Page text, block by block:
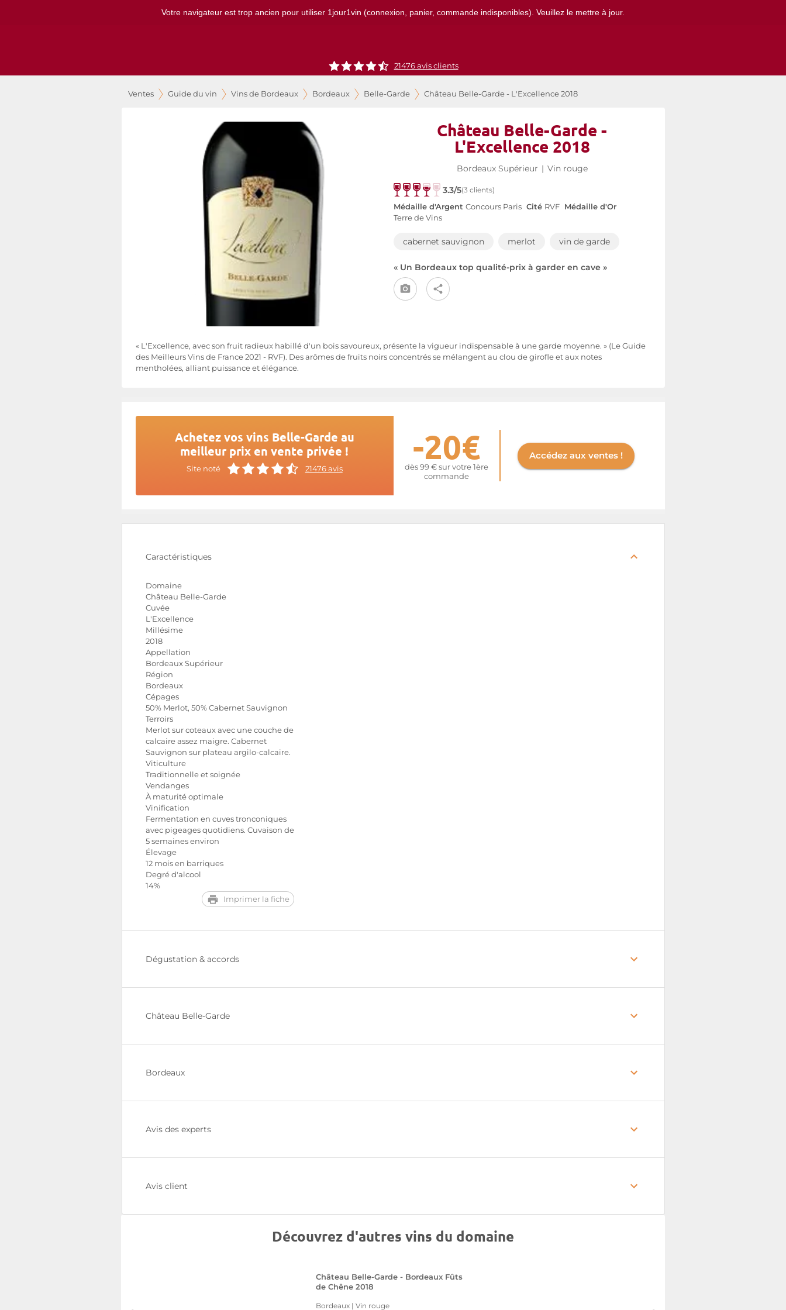
Votre navigateur est trop ancien pour utiliser 1jour1vin (connexion, panier, commande indisponibles). Veuillez le mettre à jour.
21476avis clients
Ventes Guide du vin Vins de Bordeaux Bordeaux Belle-Garde Château Belle-Garde - L'Excellence 2018
Château Belle-Garde -
L'Excellence 2018
Bordeaux Supérieur | Vin rouge
3.3/5(3 clients)
Médaille d'Argent Concours Paris Cité RVF
Médaille d'Or
Terre de Vins
cabernet sauvignon merlot vin de garde
« Un Bordeaux top qualité-prix à garder en cave »
« L'Excellence, avec son fruit radieux habillé d'un bois savoureux, présente la vigueur indispensable à une garde moyenne. » (Le Guide
des Meilleurs Vins de France 2021 - RVF). Des arômes de fruits noirs concentrés se mélangent au clou de girofle et aux notes
mentholées, alliant puissance et élégance.
Achetez vos vins Belle-Garde au
meilleur prix en vente privée !
Site noté 21476 avis
-20€
dès 99 € sur votre 1ère
commande
Accédez aux ventes !
Caractéristiques
Domaine
Château Belle-Garde
Cuvée
L'Excellence
Millésime
2018
Appellation
Bordeaux Supérieur
Région
Bordeaux
Cépages
50% Merlot, 50% Cabernet Sauvignon
Terroirs
Merlot sur coteaux avec une couche de
calcaire assez maigre. Cabernet
Sauvignon sur plateau argilo-calcaire.
Viticulture
Traditionnelle et soignée
Vendanges
À maturité optimale
Vinification
Fermentation en cuves tronconiques
avec pigeages quotidiens. Cuvaison de
5 semaines environ
Élevage
12 mois en barriques
Degré d'alcool
14%
Imprimer la fiche
Dégustation & accords
Château Belle-Garde
Bordeaux
Avis des experts
Avis client
Découvrez d'autres vins du domaine
Château Belle-Garde - Bordeaux Fûts
de Chêne 2018
Bordeaux | Vin rouge